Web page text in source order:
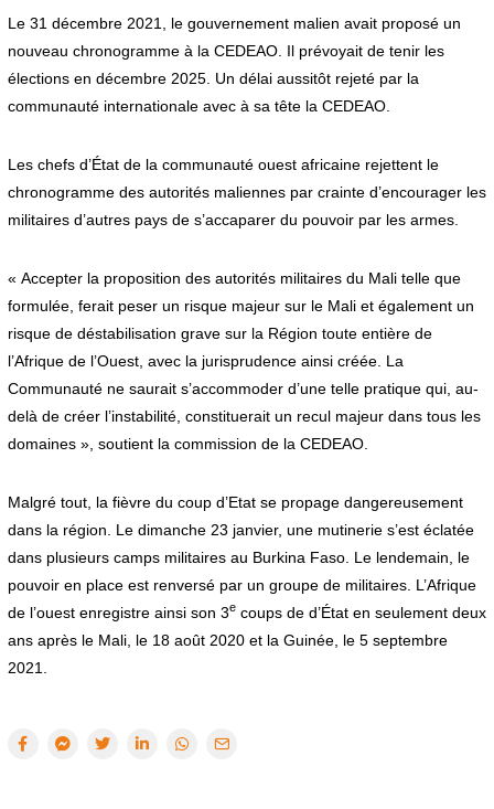
Le 31 décembre 2021, le gouvernement malien avait proposé un
nouveau chronogramme à la CEDEAO. Il prévoyait de tenir les
élections en décembre 2025. Un délai aussitôt rejeté par la
communauté internationale avec à sa tête la CEDEAO.
Les chefs d’État de la communauté ouest africaine rejettent le
chronogramme des autorités maliennes par crainte d’encourager les
militaires d’autres pays de s’accaparer du pouvoir par les armes.
« Accepter la proposition des autorités militaires du Mali telle que
formulée, ferait peser un risque majeur sur le Mali et également un
risque de déstabilisation grave sur la Région toute entière de
l’Afrique de l’Ouest, avec la jurisprudence ainsi créée. La
Communauté ne saurait s’accommoder d’une telle pratique qui, au-
delà de créer l’instabilité, constituerait un recul majeur dans tous les
domaines », soutient la commission de la CEDEAO.
Malgré tout, la fièvre du coup d’Etat se propage dangereusement
dans la région. Le dimanche 23 janvier, une mutinerie s’est éclatée
dans plusieurs camps militaires au Burkina Faso. Le lendemain, le
pouvoir en place est renversé par un groupe de militaires. L’Afrique
de l’ouest enregistre ainsi son 3ecoups de d’État en seulement deux
ans après le Mali, le 18 août 2020 et la Guinée, le 5 septembre
2021.